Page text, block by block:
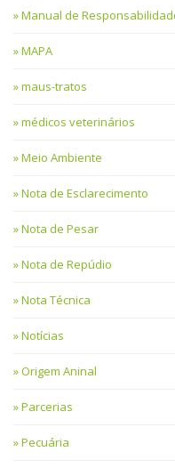
Manual de
MAPA
maus-tratos
médicos veterinários
Meio Ambiente
Nota de Esclarecimento
Nota de Pesar
Nota de Repúdio
Nota Técnica
Notícias
Origem Aninal
Parcerias
Pecuária